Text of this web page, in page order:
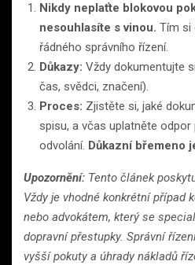
Nikdy neplaťte blokovou
nesouhlasíte s vinou. Tím si
řádného správního řízení.
Důkazy: Vždy dokumentujte
čas, svědci, značení).
Proces: Zjistěte si, jaké
spisu, a včas uplatněte
odvolání. Důkazní břemeno
Upozornění: Tento článek
Vždy je vhodné konkrétní případ
nebo advokátem, který se
dopravní přestupky. Správní
vyšší pokuty a úhrady nákladů